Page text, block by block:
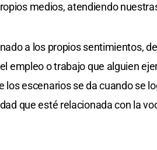
medios, atendiendo
a los propios sentimientos,
empleo o trabajo que alguien
los escenarios se da cuando se
que esté relacionada con la